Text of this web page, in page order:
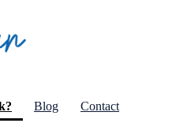
(current)
Blog Contact